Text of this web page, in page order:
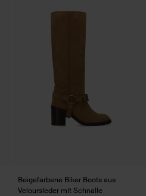
Beigefarbene Biker Boots aus
Veloursleder mit Schnalle